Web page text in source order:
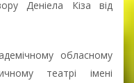
Деніела Кіза від
обласному
театрі імені